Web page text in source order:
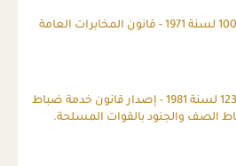
ِالقانون رقم 123 لسنة 1981 - إصدار قانون خدمة ضباط
الصف والجنود بالقوات المسلحة.